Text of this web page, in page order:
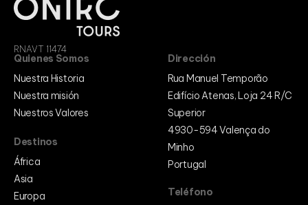
RNAVT 11474
Dirección
Rua Manuel Temporão
Edifício Atenas, Loja 24 R/C
Superior
4930-594 Valença do
Minho
Portugal
Teléfono
Quienes Somos
Nuestra Historia
Nuestra misión
Nuestros Valores
Destinos
África
Asia
Europa